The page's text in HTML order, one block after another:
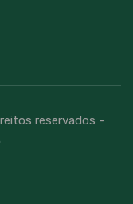
reservados -